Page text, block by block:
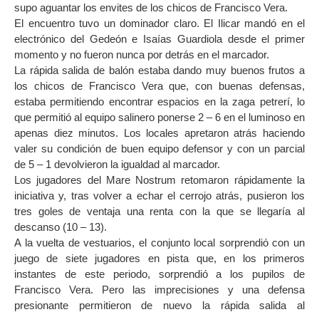
supo aguantar los envites de los chicos de Francisco Vera.
El encuentro tuvo un dominador claro. El Ilicar mandó en el
electrónico del Gedeón e Isaías Guardiola desde el primer
momento y no fueron nunca por detrás en el marcador.
La rápida salida de balón estaba dando muy buenos frutos a
los chicos de Francisco Vera que, con buenas defensas,
estaba permitiendo encontrar espacios en la zaga petrerí, lo
que permitió al equipo salinero ponerse 2 – 6 en el luminoso en
apenas diez minutos. Los locales apretaron atrás haciendo
valer su condición de buen equipo defensor y con un parcial
de 5 – 1 devolvieron la igualdad al marcador.
Los jugadores del Mare Nostrum retomaron rápidamente la
iniciativa y, tras volver a echar el cerrojo atrás, pusieron los
tres goles de ventaja una renta con la que se llegaría al
descanso (10 – 13).
A la vuelta de vestuarios, el conjunto local sorprendió con un
juego de siete jugadores en pista que, en los primeros
instantes de este periodo, sorprendió a los pupilos de
Francisco Vera. Pero las imprecisiones y una defensa
presionante permitieron de nuevo la rápida salida al